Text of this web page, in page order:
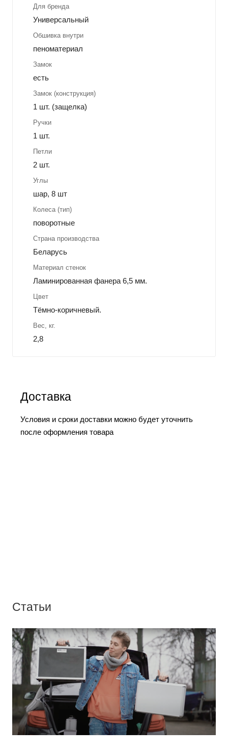
Для бренда
Универсальный
Обшивка внутри
пеноматериал
Замок
есть
Замок (конструкция)
1 шт. (защелка)
Ручки
1 шт.
Петли
2 шт.
Углы
шар, 8 шт
Колеса (тип)
поворотные
Страна производства
Беларусь
Материал стенок
Ламинированная фанера 6,5 мм.
Цвет
Тёмно-коричневый.
Вес, кг.
2,8
Доставка
Условия и сроки доставки можно будет уточнить
после оформления товара
Статьи